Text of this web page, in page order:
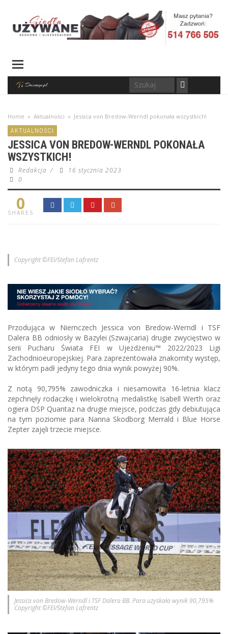
Home » Aktualności » Jessica von Bredow-Werndl pokonała wszystkich!
AKTUALNOŚCI
JESSICA VON BREDOW-WERNDL POKONAŁA
WSZYSTKICH!
Redakcja /
16 stycznia 2023
0
0
SHARES
Copyright ©FEI/Stefan Lafrentz
Przodująca w Niemczech Jessica von Bredow-Werndl i TSF
Dalera BB odniosły w Bazylei (Szwajcaria) drugie zwycięstwo w
serii Pucharu Świata FEI w Ujeżdżeniu™ 2022/2023 Ligi
Zachodnioeuropejskiej. Para zaprezentowała znakomity występ,
w którym padł jedyny tego dnia wynik powyżej 90%.
Z notą 90,795% zawodniczka i niesamowita 16-letnia klacz
zepchnęły rodaczkę i wielokrotną medalistkę Isabell Werth oraz
ogiera DSP Quantaz na drugie miejsce, podczas gdy debiutująca
na tym poziomie para Nanna Skodborg Merrald i Blue Horse
Zepter zajęli trzecie miejsce.
Jessica von Bredow-Werndl i TSF Dalera BB. Para uzyskała wynik 90,795%
Copyright ©FEI/Stefan Lafrentz